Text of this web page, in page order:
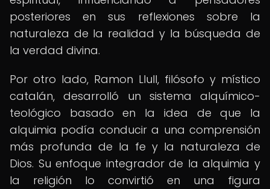
posteriores en sus reflexiones sobre la
naturaleza de la realidad y la búsqueda de
la verdad divina.
Por otro lado, Ramon Llull, filósofo y místico
catalán, desarrolló un sistema alquímico-
teológico basado en la idea de que la
alquimia podía conducir a una comprensión
más profunda de la fe y la naturaleza de
Dios. Su enfoque integrador de la alquimia y
la religión lo convirtió en una figura